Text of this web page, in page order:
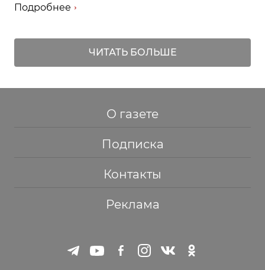
Подробнее
ЧИТАТЬ БОЛЬШЕ
О газете
Подписка
Контакты
Реклама